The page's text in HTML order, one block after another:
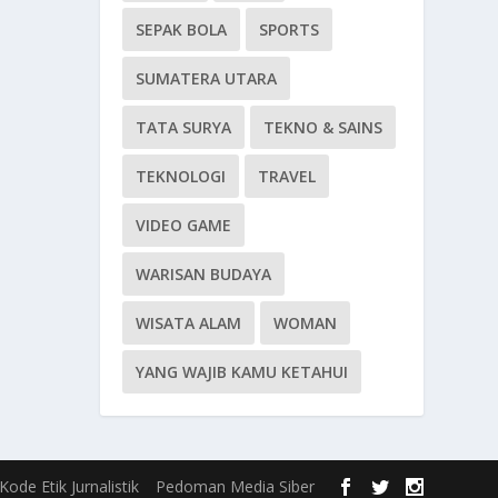
SEPAK BOLA SPORTS
SUMATERA UTARA
TATA SURYA TEKNO & SAINS
TEKNOLOGI TRAVEL
VIDEO GAME
WARISAN BUDAYA
WISATA ALAM WOMAN
YANG WAJIB KAMU KETAHUI
Kode Etik Jurnalistik Pedoman Media Siber